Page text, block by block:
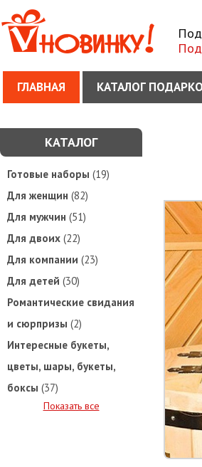
ГЛАВНАЯ КАТАЛОГ
КАТАЛОГ
Готовые наборы (19)
Для женщин (82)
Для мужчин (51)
Для двоих (22)
Для компании (23)
Для детей (30)
Романтические свидания
и сюрпризы (2)
Интересные букеты,
цветы, шары, букеты,
боксы (37)
Показать все